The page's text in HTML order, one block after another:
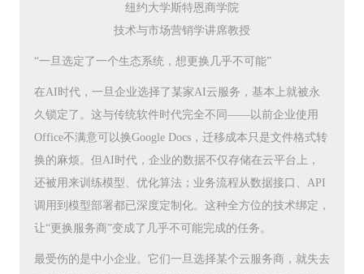
纽约大学斯特恩商学院
技术与市场营销学讲席教授
“一旦选定了一个生态系统，想更换几乎不可能”
在AI时代，一旦企业选择了某家AI云服务，基本上就被永
久锁定了。这与传统软件时代完全不同——以前企业使用
Office不满意可以换Google Docs，迁移成本只是文件格式转
换的麻烦。但AI时代，企业的数据不仅存储在云平台上，
还被用来训练模型、优化算法；业务流程从数据接口、API
调用到模型部署都已深度定制化。这种全方位的技术绑定，
让“更换服务商”变成了几乎不可能完成的任务。
最受伤的是中小企业。它们一旦选择某个云服务商，就失去